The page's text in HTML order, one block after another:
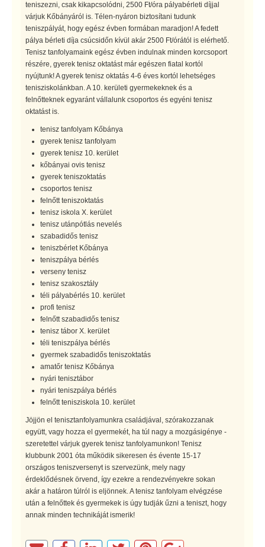
teniszezni, csak kikapcsolódni, 2500 Ft/óra pályabérleti díjjal
várjuk Kőbányáról is. Télen-nyáron biztosítani tudunk
teniszpályát, hogy egész évben formában maradjon! A fedett
pálya bérleti díja csúcsidőn kívül akár 2500 Ft/órától is elérhető.
Tenisz tanfolyamaink egész évben indulnak minden korcsoport
részére, gyerek tenisz oktatást már egészen fiatal kortól
nyújtunk! A gyerek tenisz oktatás 4-6 éves kortól lehetséges
tenisziskolánkban. A 10. kerületi gyermekeknek és a
felnőtteknek egyaránt vállalunk csoportos és egyéni tenisz
oktatást is.
tenisz tanfolyam Kőbánya
gyerek tenisz tanfolyam
gyerek tenisz 10. kerület
kőbányai ovis tenisz
gyerek teniszoktatás
csoportos tenisz
felnőtt teniszoktatás
tenisz iskola X. kerület
tenisz utánpótlás nevelés
szabadidős tenisz
teniszbérlet Kőbánya
teniszpálya bérlés
verseny tenisz
tenisz szakosztály
téli pályabérlés 10. kerület
profi tenisz
felnőtt szabadidős tenisz
tenisz tábor X. kerület
téli teniszpálya bérlés
gyermek szabadidős teniszoktatás
amatőr tenisz Kőbánya
nyári tenisztábor
nyári teniszpálya bérlés
felnőtt tenisziskola 10. kerület
Jöjjön el tenisztanfolyamunkra családjával, szórakozzanak
együtt, vagy hozza el gyermekét, ha túl nagy a mozgásigénye -
szeretettel várjuk gyerek tenisz tanfolyamunkon! Tenisz
klubbunk 2001 óta működik sikeresen és évente 15-17
országos teniszversenyt is szervezünk, mely nagy
érdeklődésnek örvend, így ezekre a rendezvényekre sokan
akár a határon túlról is eljönnek. A tenisz tanfolyam elvégzése
után a felnőttek és gyermekek is úgy tudják űzni a teniszt, hogy
annak minden technikáját ismerik!